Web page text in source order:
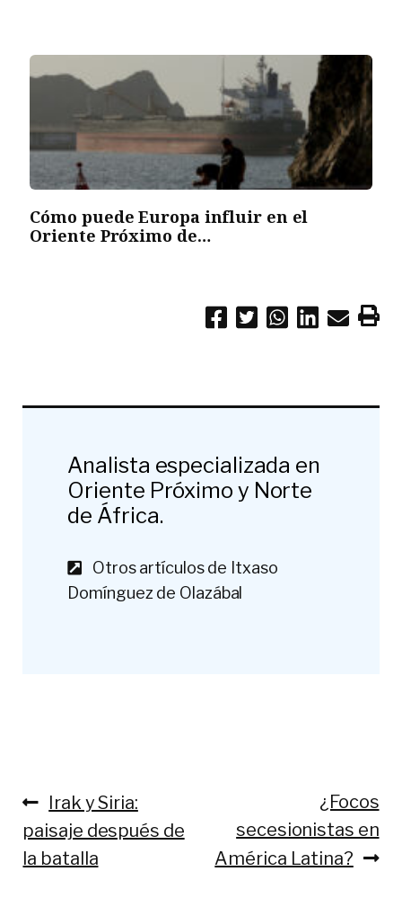
Cómo puede Europa influir en el
Oriente Próximo de…
Analista especializada en
Oriente Próximo y Norte
de África.
Otros artículos de Itxaso
Domínguez de Olazábal
Navegación
de
entradas
Anterior:
Irak y Siria:
paisaje después de
la batalla
¿Focos
secesionistas en
América Latina?